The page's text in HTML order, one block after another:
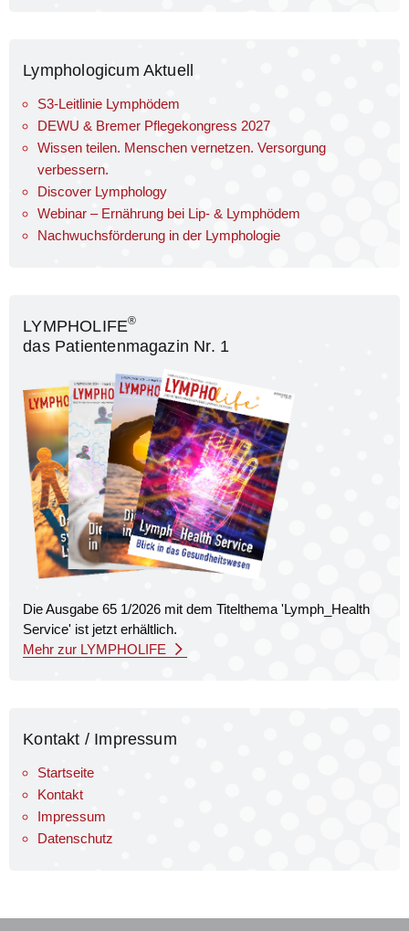
Lymphologicum Aktuell
S3-Leitlinie Lymphödem
DEWU & Bremer Pflegekongress 2027
Wissen teilen. Menschen vernetzen. Versorgung
verbessern.
Discover Lymphology
Webinar – Ernährung bei Lip- & Lymphödem
Nachwuchsförderung in der Lymphologie
LYMPHOLIFE®
das Patientenmagazin Nr. 1
Die Ausgabe 65 1/2026 mit dem Titel­thema 'Lymph_Health
Service' ist jetzt erhältlich.
Mehr zur LYMPHOLIFE
Kontakt / Impressum
Startseite
Kontakt
Impressum
Datenschutz